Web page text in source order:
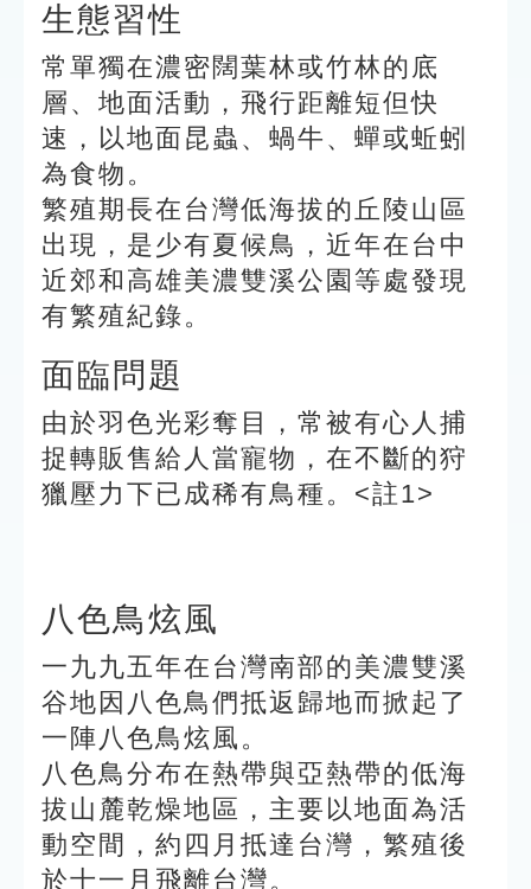
生態習性
常單獨在濃密闊葉林或竹林的底
層、地面活動，飛行距離短但快
速，以地面昆蟲、蝸牛、蟬或蚯蚓
為食物。
繁殖期長在台灣低海拔的丘陵山區
出現，是少有夏候鳥，近年在台中
近郊和高雄美濃雙溪公園等處發現
有繁殖紀錄。
面臨問題
由於羽色光彩奪目，常被有心人捕
捉轉販售給人當寵物，在不斷的狩
獵壓力下已成稀有鳥種。<註1>
八色鳥炫風
一九九五年在台灣南部的美濃雙溪
谷地因八色鳥們抵返歸地而掀起了
一陣八色鳥炫風。
八色鳥分布在熱帶與亞熱帶的低海
拔山麓乾燥地區，主要以地面為活
動空間，約四月抵達台灣，繁殖後
於十一月飛離台灣。